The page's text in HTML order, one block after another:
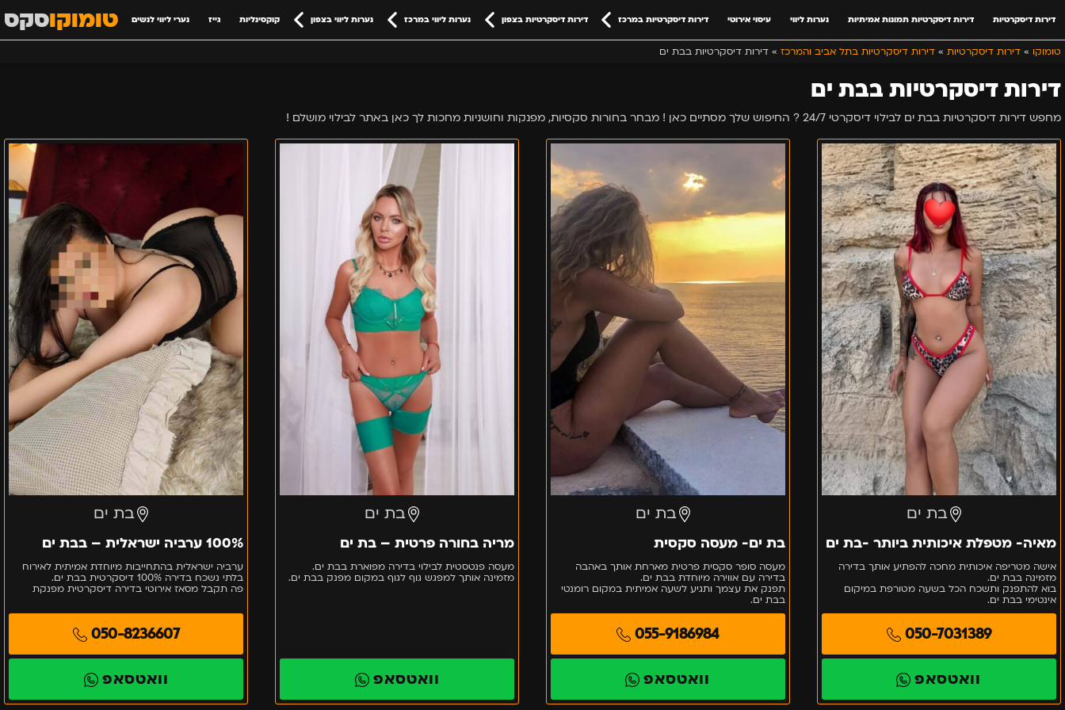
דירות דיסקרטיות בבת ים
מחפש דירות דיסקרטיות בבת ים לבילוי דיסקרטי 24/7 ? החיפוש שלך מסתיים כאן ! מבחר בחורות סקסיות, מפנקות וחושניות מחכות לך כאן באתר לבילוי מושלם !
טומוקוסקס דירות דיסקרטיות דירות דיסקרטיות תמונות אמיתיות נערות ליווי עיסוי אירוטי דירות דיסקרטיות במרכז דירות דיסקרטיות בצפון נערות ליווי במרכז נערות ליווי בצפון קוקסינליות גייז נערי ליווי לנשים
טומוקו » דירות דיסקרטיות » דירות דיסקרטיות בתל אביב והמרכז » דירות דיסקרטיות בבת ים
בת ים
מאיה- מטפלת איכותית ביותר -בת ים
אישה מטריפה איכותית מחכה להפתיע אותך בדירה
מזמינה בבת ים.
בוא להתפנק ותשכח הכל בשעה מטורפת במיקום
אינטימי בבת ים.
050-7031389
וואטסאפ
מאיה-
מטפלת
איכותית
ביותר
-
בת
ים
בת ים
בת ים- מעסה סקסית
מעסה סופר סקסית פרטית מארחת אותך באהבה
בדירה עם אווירה מיוחדת בבת ים.
תפנק את עצמך ותגיע לשעה אמיתית במקום רומנטי
בבת ים.
055-9186984
וואטסאפ
בת
ים-
מעסה
בת ים
מריה בחורה פרטית – בת ים
מעסה פנטסטית לבילוי בדירה מפוארת בבת ים.
מזמינה אותך למפגש גוף לגוף במקום מפנק בבת ים.
וואטסאפ
מריה
בת ים
100% ערביה ישראלית – בבת ים
ערביה ישראלית בהתחייבות מיוחדת אמיתית לאירוח
בלתי נשכח בדירה 100% דיסקרטית בבת ים.
פה תקבל מסאז אירוטי בדירה דיסקרטית מפנקת
050-8236607
וואטסאפ
ישראלית
בבת